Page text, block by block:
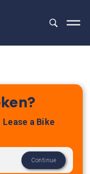
Dit is een
Er zijn
a Bike